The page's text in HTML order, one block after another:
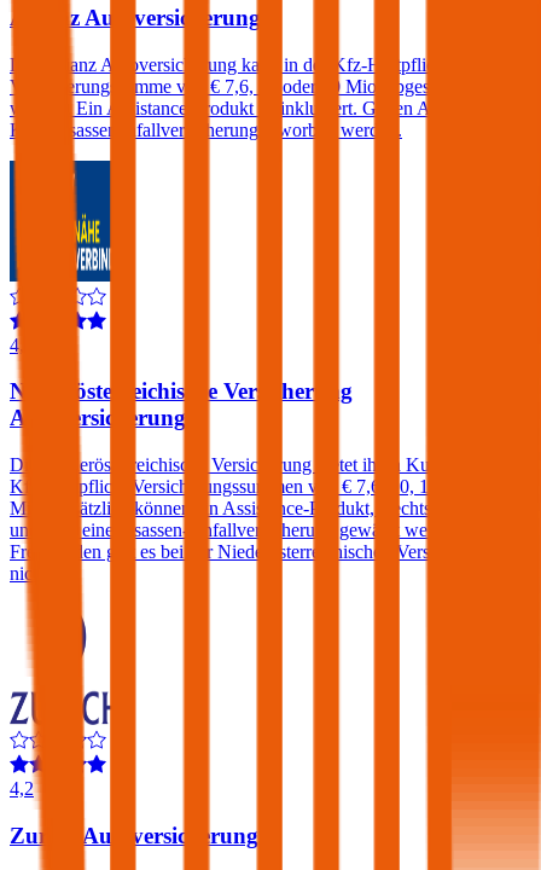
Allianz Autoversicherung
Die Allianz Autoversicherung kann in der Kfz-Haftpflicht mit einer
Versicherungssumme von € 7,6, 15 oder 30 Mio. abgeschlossen
werden. Ein Assistance-Produkt ist inkludiert. Gegen Aufpreis eine
KFZ-Insassenunfallversicherung erworben werden.
4,1
Niederösterreichische Versicherung
Autoversicherung
Die Niederösterreichische Versicherung bietet ihren Kunden in der
Kfz-Haftpflicht Versicherungssummen von € 7,6, 10, 15 und 20
Mio. Zusätzlich können ein Assistance-Produkt, Rechtsschutz
und/oder eine Insassen-Unfallversicherung gewählt werden. Einen
Freischaden gibt es bei der Niederösterreichischen Versicherung
nicht.
4,2
Zurich Autoversicherung